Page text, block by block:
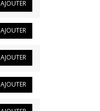
AJOUTER
AJOUTER
AJOUTER
AJOUTER